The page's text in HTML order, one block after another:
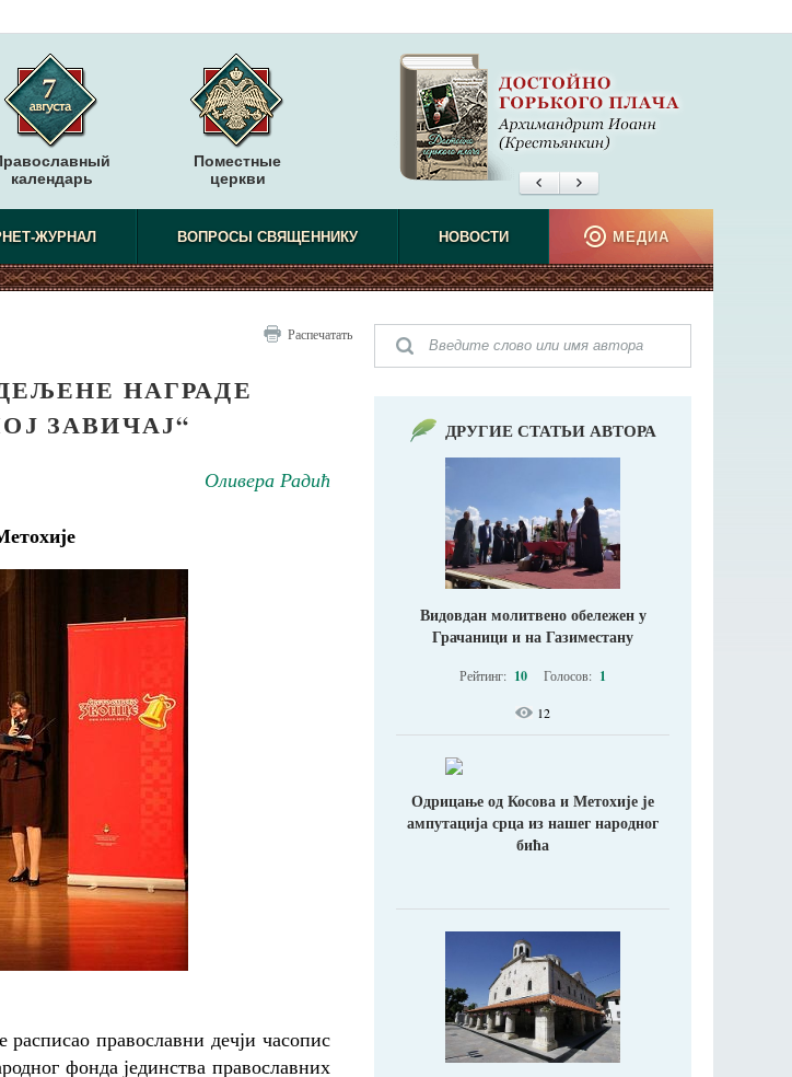
Поместные
церкви
календарь
ЖУРНАЛ ВОПРОСЫ СВЯЩЕННИКУ НОВОСТИ МЕДИА
Распечатать
НАГРАДЕ
ЗАВИЧАЈ“
Оливера Радић
расписао православни дечји часопис
фонда јединства православних
ДРУГИЕ СТАТЬИ АВТОРА
Видовдан молитвено обележен у
Грачаници и на Газиместану
Рейтинг: 10 Голосов: 1
12
Одрицање од Косова и Метохије jе
ампутација срца из нашег народног
бића